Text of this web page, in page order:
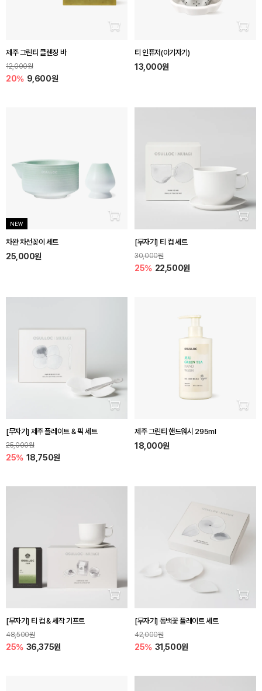
장바구니 담기
제주 그린티 클렌징 바
12,000원
20% 9,600원
장바
티 인퓨저(아기자기)
13,000원
NEW 장바구니 담기
차완 차선꽂이 세트
25,000원
장바
[무자기] 티 컵 세트
30,000원
25% 22,500원
장바구니 담기
[무자기] 제주 플레이트 & 픽 세트
25,000원
25% 18,750원
장바
제주 그린티 핸드워시 295ml
18,000원
장바구니 담기
[무자기] 티 컵 & 세작 기프트
48,500원
25% 36,375원
장바
[무자기] 동백꽃 플레이트 세트
42,000원
25% 31,500원